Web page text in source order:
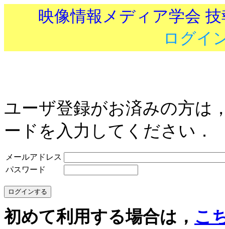
映像情報メディア学会
ログイ
ユーザ登録がお済みの方は
ードを入力してください．
メールアドレス
パスワード
初めて利用する場合は， こ